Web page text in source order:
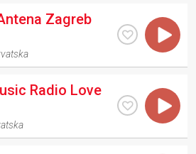
Zagreb
Radio Love